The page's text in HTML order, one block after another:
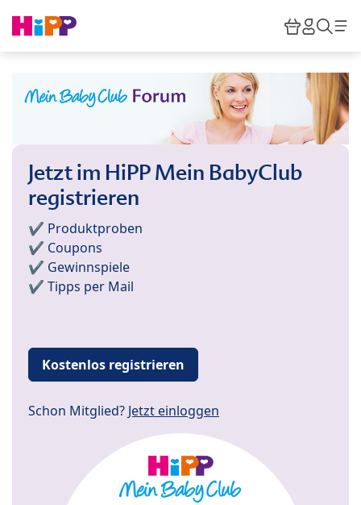
HiPP
Jetzt im HiPP Mein BabyClub
registrieren
✔️ Produktproben
✔️ Coupons
✔️ Gewinnspiele
✔️ Tipps per Mail
Kostenlos registrieren
Schon Mitglied? Jetzt einloggen